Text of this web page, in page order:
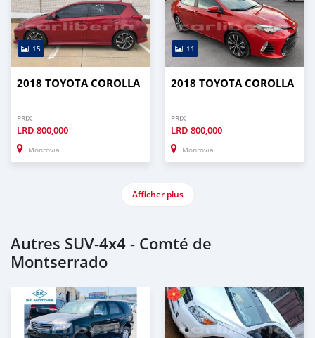
15
2018 TOYOTA COROLLA
PRIX
LRD 800,000
Monrovia
11
2018 TOYOTA COROLLA
PRIX
LRD 800,000
Monrovia
Afficher plus
Autres SUV‒4x4 - Comté de
Montserrado